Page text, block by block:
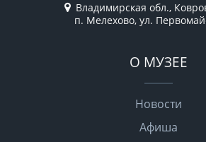
Владимирская обл.,
п. Мелехово, ул.
О МУЗЕЕ
Новости
Афиша